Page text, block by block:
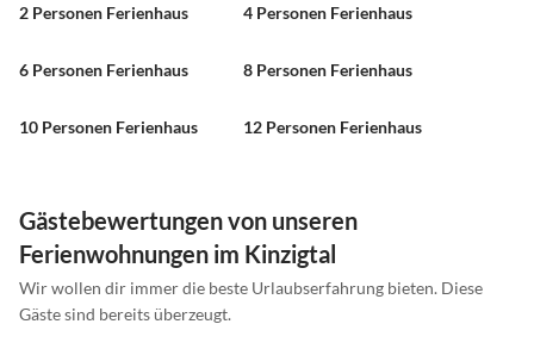
2 Personen Ferienhaus 4 Personen Ferienhaus
6 Personen Ferienhaus 8 Personen Ferienhaus
10 Personen Ferienhaus 12 Personen Ferienhaus
Gästebewertungen von unseren
Ferienwohnungen im Kinzigtal
Wir wollen dir immer die beste Urlaubserfahrung bieten. Diese
Gäste sind bereits überzeugt.